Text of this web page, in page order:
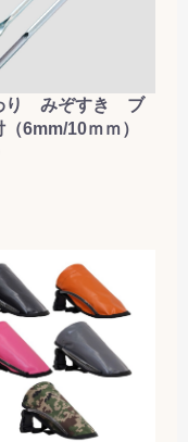
り みぞすき ブ
（6mm/10ｍｍ）